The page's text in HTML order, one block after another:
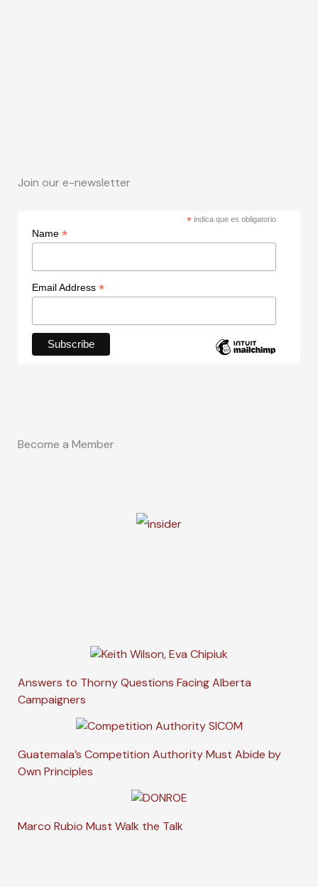
Join our e-newsletter
* indica que es obligatorio
Name *
Email Address *
Become a Member
Answers to Thorny Questions Facing Alberta
Campaigners
Guatemala’s Competition Authority Must Abide by
Own Principles
Marco Rubio Must Walk the Talk